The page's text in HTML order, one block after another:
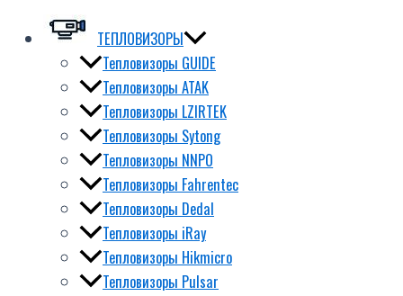
ТЕПЛОВИЗОРЫ
Тепловизоры GUIDE
Тепловизоры ATAK
Тепловизоры LZIRTEK
Тепловизоры Sytong
Тепловизоры NNPO
Тепловизоры Fahrentec
Тепловизоры Dedal
Тепловизоры iRay
Тепловизоры Hikmicro
Тепловизоры Pulsar